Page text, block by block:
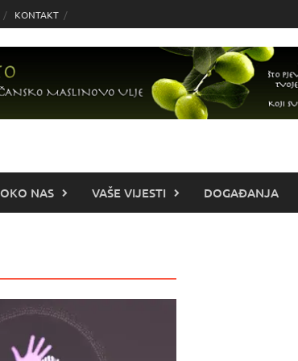
KONTAKT
OKO NAS VAŠE VIJESTI DOGAĐANJA